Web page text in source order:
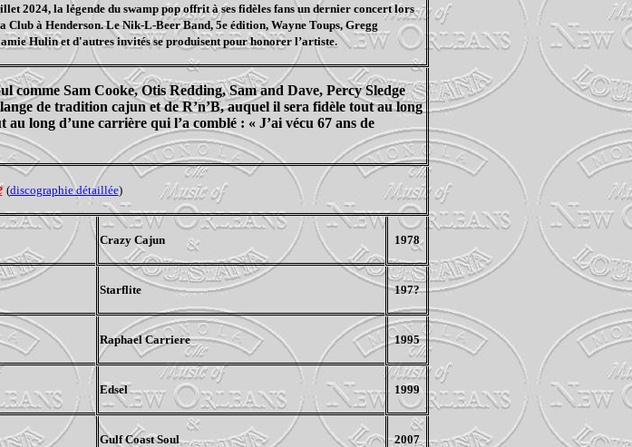
2024, la légende du swamp pop offrit à ses fidèles fans un dernier concert lors
Club à Henderson. Le Nik-L-Beer Band, 5e édition, Wayne Toups, Gregg
Hulin et d'autres invités se produisent pour honorer l’artiste.
comme Sam Cooke, Otis Redding, Sam and Dave, Percy Sledge
de tradition cajun et de R’n’B, auquel il sera fidèle tout au long
long d’une carrière qui l’a comblé : « J’ai vécu 67 ans de
(discographie détaillée)
Crazy Cajun 1978
Starflite 197?
Raphael Carriere 1995
Edsel 1999
Gulf Coast Soul 2007